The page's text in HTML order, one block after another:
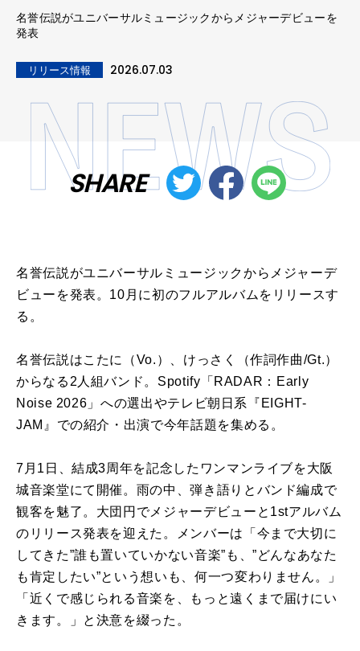
名誉伝説がユニバーサルミュージックからメジャーデビューを
発表
リリース情報 2026.07.03
SHARE
名誉伝説がユニバーサルミュージックからメジャーデ
ビューを発表。10月に初のフルアルバムをリリースす
る。
名誉伝説はこたに（Vo.）、けっさく（作詞作曲/Gt.）
からなる2人組バンド。Spotify「RADAR：Early
Noise 2026」への選出やテレビ朝日系『EIGHT-
JAM』での紹介・出演で今年話題を集める。
7月1日、結成3周年を記念したワンマンライブを大阪
城音楽堂にて開催。雨の中、弾き語りとバンド編成で
観客を魅了。大団円でメジャーデビューと1stアルバム
のリリース発表を迎えた。メンバーは「今まで大切に
してきた”誰も置いていかない音楽”も、”どんなあなた
も肯定したい”という想いも、何一つ変わりません。」
「近くで感じられる音楽を、もっと遠くまで届けにい
きます。」と決意を綴った。